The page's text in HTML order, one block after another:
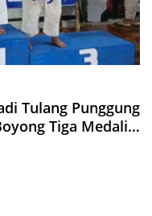
Tulang Punggung
Tiga Medali